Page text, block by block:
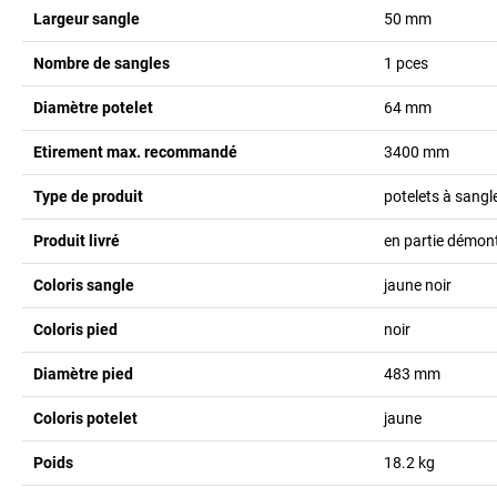
Largeur sangle 50 mm
Nombre de sangles 1 pces
Diamètre potelet 64 mm
Etirement max. recommandé 3400 mm
Type de produit potelets à
Produit livré en partie
Coloris sangle jaune noir
Coloris pied noir
Diamètre pied 483 mm
Coloris potelet jaune
Poids 18.2 kg